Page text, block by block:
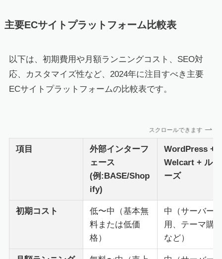
主要ECサイトプラットフォーム比較表
以下は、初期費用や月額ランニングコスト、SEO対
応、カスタマイズ性など、2024年に注目すべき主要
ECサイトプラットフォームの比較表です。
スクロールできます
項目
外部インターフ
ェース
(例:BASE/Shop
ify)
WordPress +
Welcart + ルミ
ーズ
初期コスト
低〜中（基本無
料または低価
格）
中（サーバー
用、テーマ購
など）